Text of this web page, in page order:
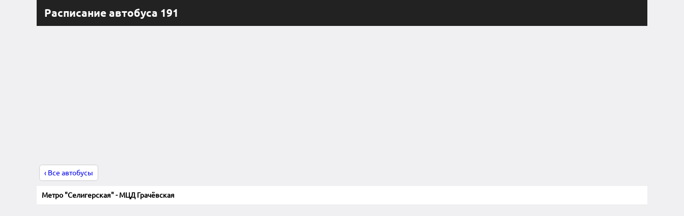
Расписание автобуса 191
‹ Все автобусы
Метро "Селигерская" - МЦД Грачёвская